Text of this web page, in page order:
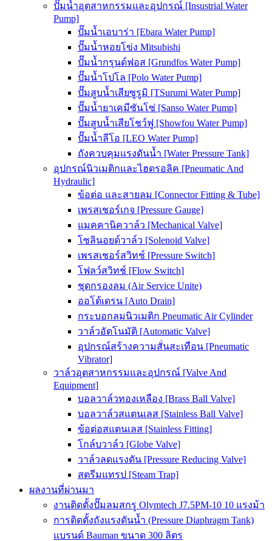
ปั๊มน้ำอุตสาหกรรมและอุปกรณ์ [Insustrial Water
Pump]
ปั๊มน้ำเอบาร่า [Ebara Water Pump]
ปั๊มน้ำหอยโข่ง Mitsubishi
ปั๊มน้ำกรุนด์ฟอส [Grundfos Water Pump]
ปั๊มน้ำโปโล [Polo Water Pump]
ปั๊มสูบน้ำเสียซูรูมิ [TSurumi Water Pump]
ปั๊มน้ำยาเคมีซันโซ่ [Sanso Water Pump]
ปั๊มสูบน้ำเสียโชว์ฟู [Showfou Water Pump]
ปั๊มน้ำลีโอ [LEO Water Pump]
ถังควบคุมแรงดันน้ำ [Water Pressure Tank]
อุปกรณ์นิวเมติกและไฮดรอลิค [Pneumatic And
Hydraulic]
ข้อต่อ และสายลม [Connector Fitting & Tube]
เพรสเชอร์เกจ [Pressure Gauge]
แมคคานิควาล์ว [Mechanical Valve]
โซลินอยด์วาล์ว [Solenoid Valve]
เพรสเชอร์สวิทช์ [Pressure Switch]
โฟลว์สวิทช์ [Flow Switch]
ชุดกรองลม (Air Service Unite)
ออโต้เดรน [Auto Drain]
กระบอกลมนิวเมติก Pneumatic Air Cylinder
วาล์วอัตโนมัติ [Automatic Valve]
อุปกรณ์สร้างความสั่นสะเทือน [Pneumatic
Vibrator]
วาล์วอุตสาหกรรมและอุปกรณ์ [Valve And
Equipment]
บอลวาล์วทองเหลือง [Brass Ball Valve]
บอลวาล์วสแตนเลส [Stainless Ball Valve]
ข้อต่อสแตนเลส [Stainless Fitting]
โกล์บวาล์ว [Globe Valve]
วาล์วลดแรงดัน [Pressure Reducing Valve]
สตรีมแทรป [Steam Trap]
ผลงานที่ผ่านมา
งานติดตั้งปั๊มลมสกรู Olymtech J7.5PM-10 10 แรงม้า
การติดตั้งถังแรงดันน้ำ (Pressure Diaphragm Tank)
แบรนด์ Bauman ขนาด 300 ลิตร